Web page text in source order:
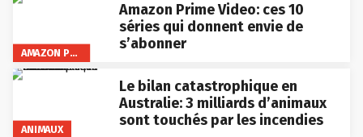
AMAZON PRIME VIDEO
Amazon Prime Video: ces 10
séries qui donnent envie de
s’abonner
ANIMAUX
Le bilan catastrophique en
Australie: 3 milliards d’animaux
sont touchés par les incendies